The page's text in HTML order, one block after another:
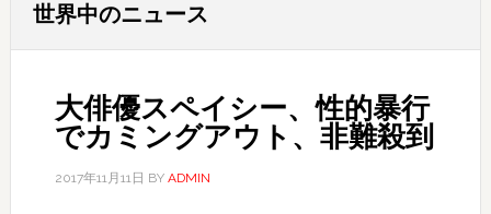
世界中のニュース
大俳優スペイシー、性的暴行
でカミングアウト、非難殺到
2017年11月11日 BY ADMIN